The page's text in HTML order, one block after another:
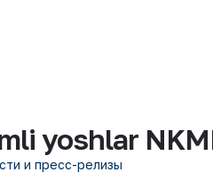
yoshlar
и пресс-релизы